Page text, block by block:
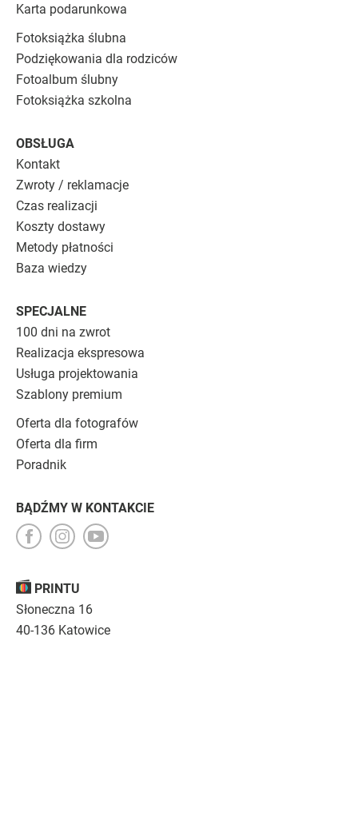
PRINTU
Słoneczna 16
40-136 Katowice
Karta podarunkowa
Fotoksiążka ślubna
Podziękowania dla rodziców
Fotoalbum ślubny
Fotoksiążka szkolna
OBSŁUGA
Kontakt
Zwroty / reklamacje
Czas realizacji
Koszty dostawy
Metody płatności
Baza wiedzy
SPECJALNE
100 dni na zwrot
Realizacja ekspresowa
Usługa projektowania
Szablony premium
Oferta dla fotografów
Oferta dla firm
Poradnik
BĄDŹMY W KONTAKCIE